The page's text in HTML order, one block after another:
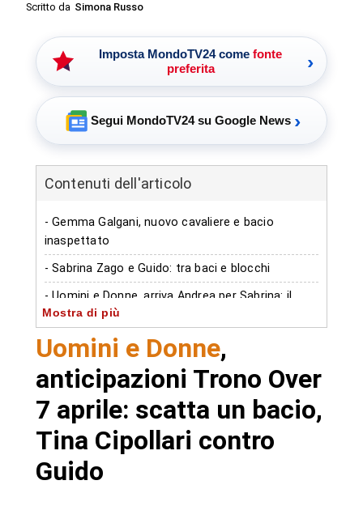
Scritto da Simona Russo
Imposta MondoTV24 come fonte
preferita
›
Segui MondoTV24 su Google News ›
Contenuti dell'articolo
- Gemma Galgani, nuovo cavaliere e bacio
inaspettato
- Sabrina Zago e Guido: tra baci e blocchi
- Uomini e Donne, arriva Andrea per Sabrina: il
parere di Tina
- Discussione accesa tra Alessio Pili Stella e
Valentina
- Uomini e Donne, Trono Over sempre più
infuocato
- Autore
Mostra di più
Uomini e Donne,
anticipazioni Trono Over
7 aprile: scatta un bacio,
Tina Cipollari contro
Guido